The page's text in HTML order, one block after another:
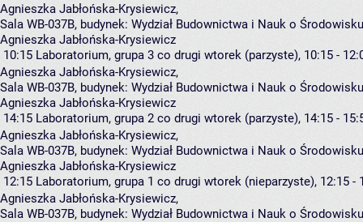
Agnieszka Jabłońska-Krysiewicz,
Sala WB-037B, budynek: Wydział Budownictwa i Nauk o
Agnieszka Jabłońska-Krysiewicz
10:15 Laboratorium, grupa 3 co drugi wtorek (parzyste), 10:15 -
Agnieszka Jabłońska-Krysiewicz,
Sala WB-037B, budynek: Wydział Budownictwa i Nauk o
Agnieszka Jabłońska-Krysiewicz
14:15 Laboratorium, grupa 2 co drugi wtorek (parzyste), 14:15 -
Agnieszka Jabłońska-Krysiewicz,
Sala WB-037B, budynek: Wydział Budownictwa i Nauk o
Agnieszka Jabłońska-Krysiewicz
12:15 Laboratorium, grupa 1 co drugi wtorek (nieparzyste), 12:15 -
Agnieszka Jabłońska-Krysiewicz,
Sala WB-037B, budynek: Wydział Budownictwa i Nauk o